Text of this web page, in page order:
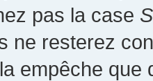
pas la case
ne resterez
empêche que